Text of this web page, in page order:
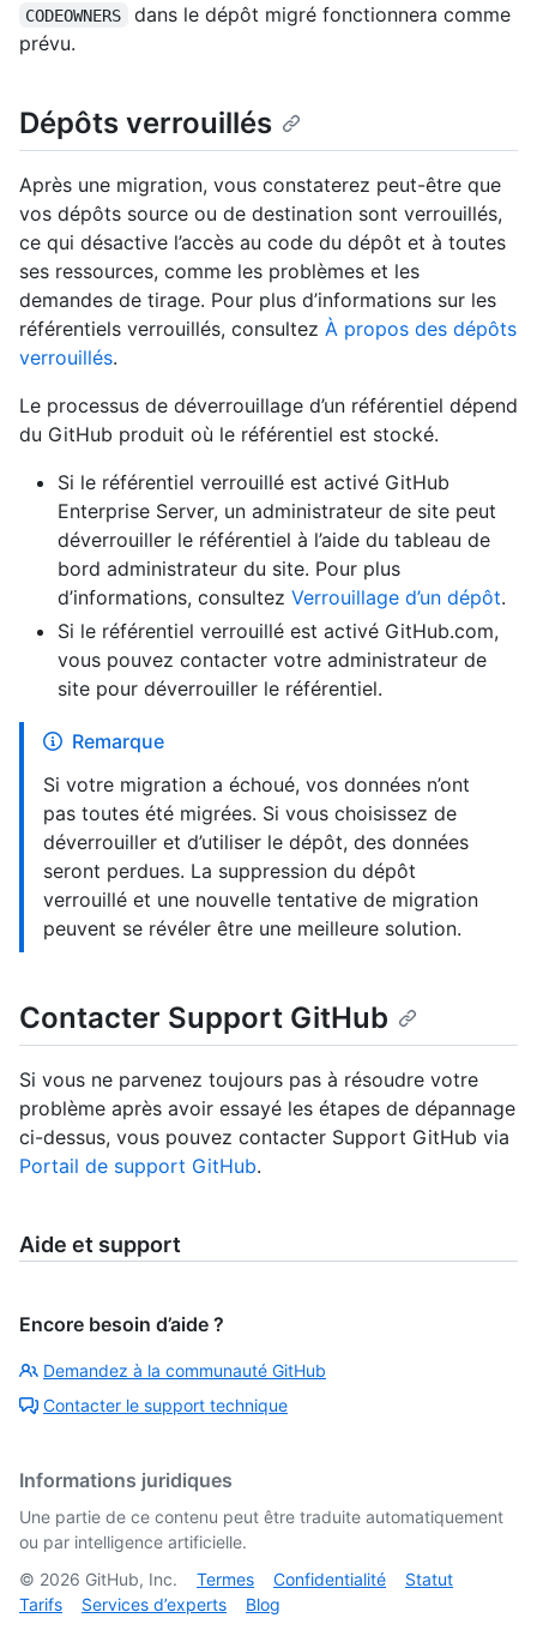
CODEOWNERS
dans le dépôt migré fonctionnera comme
prévu.
Dépôts verrouillés
Après une migration, vous constaterez peut-être que
vos dépôts source ou de destination sont verrouillés,
ce qui désactive l’accès au code du dépôt et à toutes
ses ressources, comme les problèmes et les
demandes de tirage. Pour plus d’informations sur les
référentiels verrouillés, consultez À propos des dépôts
verrouillés.
Le processus de déverrouillage d’un référentiel dépend
du GitHub produit où le référentiel est stocké.
Si le référentiel verrouillé est activé GitHub
Enterprise Server, un administrateur de site peut
déverrouiller le référentiel à l’aide du tableau de
bord administrateur du site. Pour plus
d’informations, consultez Verrouillage d’un dépôt.
Si le référentiel verrouillé est activé GitHub.com,
vous pouvez contacter votre administrateur de
site pour déverrouiller le référentiel.
Remarque
Si votre migration a échoué, vos données n’ont
pas toutes été migrées. Si vous choisissez de
déverrouiller et d’utiliser le dépôt, des données
seront perdues. La suppression du dépôt
verrouillé et une nouvelle tentative de migration
peuvent se révéler être une meilleure solution.
Contacter Support GitHub
Si vous ne parvenez toujours pas à résoudre votre
problème après avoir essayé les étapes de dépannage
ci-dessus, vous pouvez contacter Support GitHub via
Portail de support GitHub.
Aide et support
Encore besoin d’aide ?
Demandez à la communauté GitHub
Contacter le support technique
Informations juridiques
Une partie de ce contenu peut être traduite automatiquement
ou par intelligence artificielle.
© 2026 GitHub, Inc. Termes Confidentialité
Statut
Tarifs
Services d’experts Blog